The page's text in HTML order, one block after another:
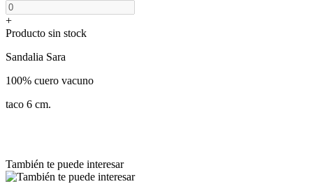
+
Producto sin stock
Sandalia Sara
100% cuero vacuno
taco 6 cm.
También te puede interesar